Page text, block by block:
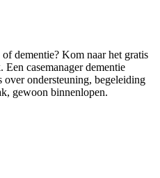
dementie? Kom naar het gratis
casemanager dementie
over ondersteuning, begeleiding
gewoon binnenlopen.